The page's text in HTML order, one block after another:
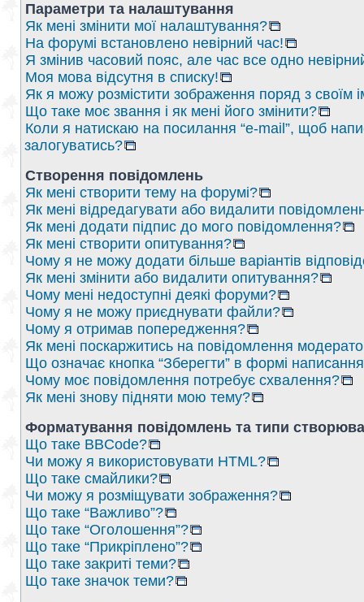
Параметри та налаштування
Як мені змінити мої налаштування?
На форумі встановлено невірний час!
Я змінив часовий пояс, але час все одно
Моя мова відсутня в списку!
Як я можу розмістити зображення поряд з своїм
Що таке моє звання і як мені його змінити?
Коли я натискаю на посилання “e-mail”, щоб
залогуватись?
Створення повідомлень
Як мені створити тему на форумі?
Як мені відредагувати або видалити
Як мені додати підпис до мого повідомлення?
Як мені створити опитування?
Чому я не можу додати більше варіантів
Як мені змінити або видалити опитування?
Чому мені недоступні деякі форуми?
Чому я не можу приєднувати файли?
Чому я отримав попередження?
Як мені поскаржитись на повідомлення
Що означає кнопка “Зберегти” в формі
Чому моє повідомлення потребує схвалення?
Як мені знову підняти мою тему?
Форматування повідомлень та типи
Що таке BBCode?
Чи можу я використовувати HTML?
Що таке смайлики?
Чи можу я розміщувати зображення?
Що таке “Важливо”?
Що таке “Оголошення”?
Що таке “Прикріплено”?
Що таке закриті теми?
Що таке значок теми?